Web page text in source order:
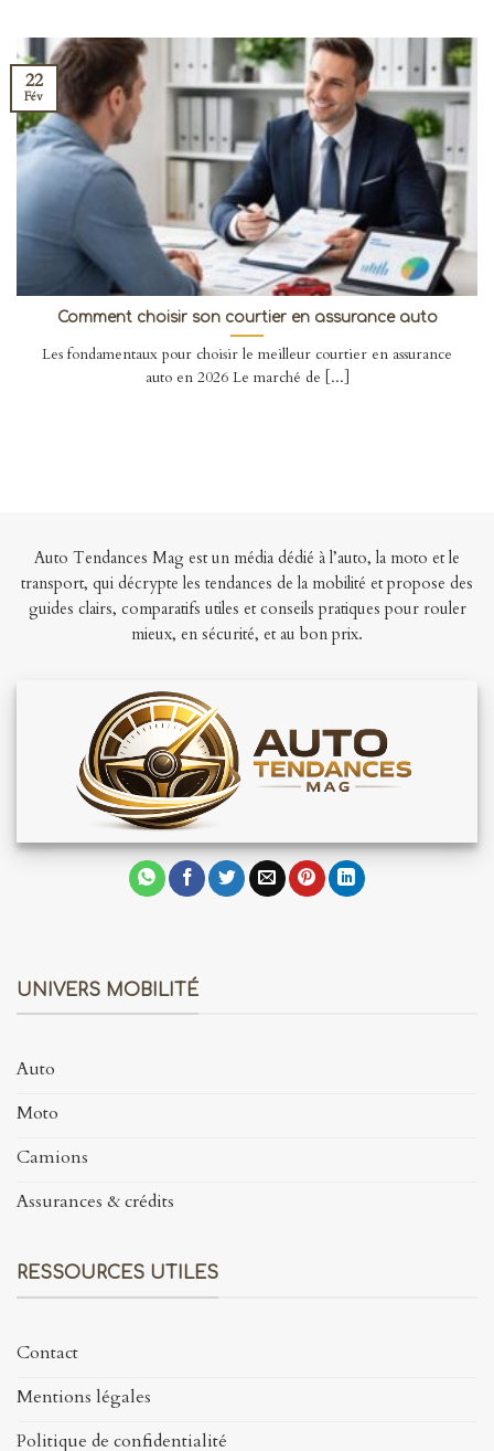
Comment choisir son courtier en assurance auto
Les fondamentaux pour choisir le meilleur courtier en assurance
auto en 2026 Le marché de [...]
22
Fév
Auto Tendances Mag est un média dédié à l’auto, la moto et le
transport, qui décrypte les tendances de la mobilité et propose des
guides clairs, comparatifs utiles et conseils pratiques pour rouler
mieux, en sécurité, et au bon prix.
UNIVERS MOBILITÉ
Auto
Moto
Camions
Assurances & crédits
RESSOURCES UTILES
Contact
Mentions légales
Politique de confidentialité